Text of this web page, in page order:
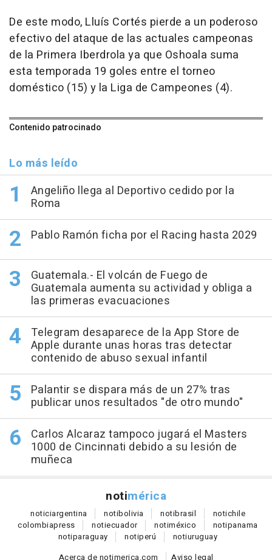
De este modo, Lluís Cortés pierde a un poderoso
efectivo del ataque de las actuales campeonas
de la Primera Iberdrola ya que Oshoala suma
esta temporada 19 goles entre el torneo
doméstico (15) y la Liga de Campeones (4).
Contenido patrocinado
Lo más leído
Angeliño llega al Deportivo cedido por la
Roma
Pablo Ramón ficha por el Racing hasta 2029
Guatemala.- El volcán de Fuego de
Guatemala aumenta su actividad y obliga a
las primeras evacuaciones
Telegram desaparece de la App Store de
Apple durante unas horas tras detectar
contenido de abuso sexual infantil
Palantir se dispara más de un 27% tras
publicar unos resultados "de otro mundo"
Carlos Alcaraz tampoco jugará el Masters
1000 de Cincinnati debido a su lesión de
muñeca
notimérica
noticiargentina notibolivia notibrasil notichile
colombiapress notiecuador notiméxico notipanama
notiparaguay notiperú notiuruguay
Acerca de notimerica.com
Aviso legal